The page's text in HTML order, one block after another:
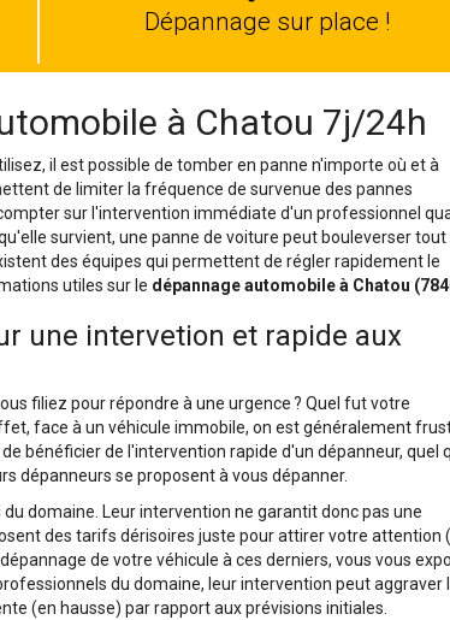
auto
Dépannage sur place !
à Chatou 7j/24h
il est possible de tomber en panne n'importe où et à
de limiter la fréquence de survenue des pannes
sur l'intervention immédiate d'un professionnel
survient, une panne de voiture peut bouleverser tout
des équipes qui permettent de régler rapidement le
utiles sur le dépannage automobile à Chatou
une intervetion et rapide aux
filiez pour répondre à une urgence ? Quel fut votre
face à un véhicule immobile, on est généralement
bénéficier de l'intervention rapide d'un dépanneur, quel
dépanneurs se proposent à vous dépanner.
domaine. Leur intervention ne garantit donc pas une
des tarifs dérisoires juste pour attirer votre attention
de votre véhicule à ces derniers, vous vous
du domaine, leur intervention peut aggraver
(en hausse) par rapport aux prévisions initiales.